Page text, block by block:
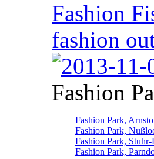
Fashion
fashion
Fashion
Fashion Park,
Fashion Park,
Fashion Park,
Fashion Park,